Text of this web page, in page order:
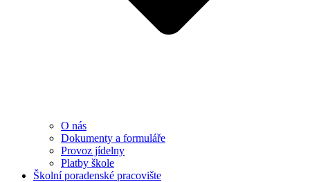
O nás
Dokumenty a formuláře
Provoz jídelny
Platby škole
Školní poradenské pracovište